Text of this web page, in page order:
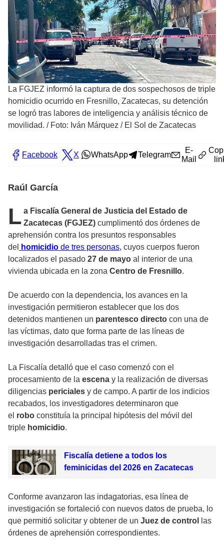
La FGJEZ informó la captura de dos sospechosos de triple
homicidio ocurrido en Fresnillo, Zacatecas, su detención
se logró tras labores de inteligencia y análisis técnico de
movilidad. / Foto: Iván Márquez / El Sol de Zacatecas
Facebook X WhatsApp Telegram
E-
Mail
Raúl García
L a Fiscalía General de Justicia del Estado de
Zacatecas (FGJEZ) cumplimentó dos órdenes de
aprehensión contra los presuntos responsables
del
homicidio de tres personas, cuyos cuerpos fueron
localizados el pasado 27 de mayo al interior de una
vivienda ubicada en la zona Centro de Fresnillo.
De acuerdo con la dependencia, los avances en la
investigación permitieron establecer que los dos
detenidos mantienen un parentesco directo con una de
las víctimas, dato que forma parte de las líneas de
investigación desarrolladas tras el crimen.
La Fiscalía detalló que el caso comenzó con el
procesamiento de la escena y la realización de diversas
diligencias periciales y de campo. A partir de los indicios
recabados, los investigadores determinaron que
el robo constituía la principal hipótesis del móvil del
triple homicidio.
Fiscalía detiene a todos los
feminicidas del 2026 en Zacatecas
Conforme avanzaron las indagatorias, esa línea de
investigación se fortaleció con nuevos datos de prueba, lo
que permitió solicitar y obtener de un Juez de control
las
órdenes de aprehensión correspondientes.